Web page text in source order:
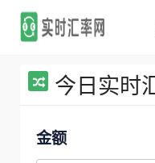
今日实时
金额